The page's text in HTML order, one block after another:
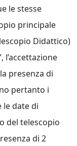
le stesse
principale
Didattico)
l’accettazione
presenza di
pertanto i
le date di
del telescopio
di 2